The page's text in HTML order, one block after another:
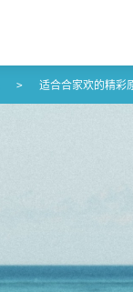
适合合家欢的精彩